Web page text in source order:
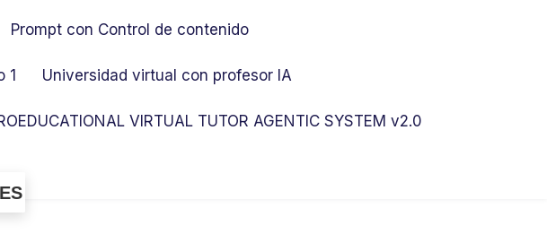
Prompt con Control de contenido
1 Universidad virtual con profesor IA
VIRTUAL TUTOR AGENTIC SYSTEM v2.0
ES